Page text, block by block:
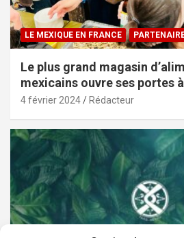
LE MEXIQUE EN FRANCE
Le plus grand magasin
mexicains ouvre ses portes
4 février 2024 Rédacteur